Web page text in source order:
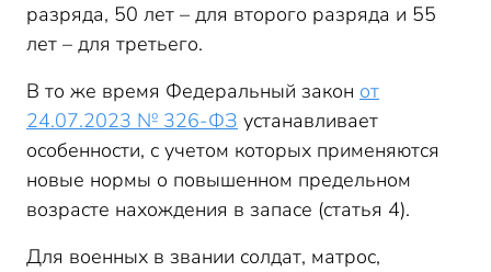
разряда, 50 лет – для второго разряда и 55
лет – для третьего.
В то же время Федеральный закон от
24.07.2023 № 326-ФЗ устанавливает
особенности, с учетом которых применяются
новые нормы о повышенном предельном
возрасте нахождения в запасе (статья 4).
Для военных в звании солдат, матрос,